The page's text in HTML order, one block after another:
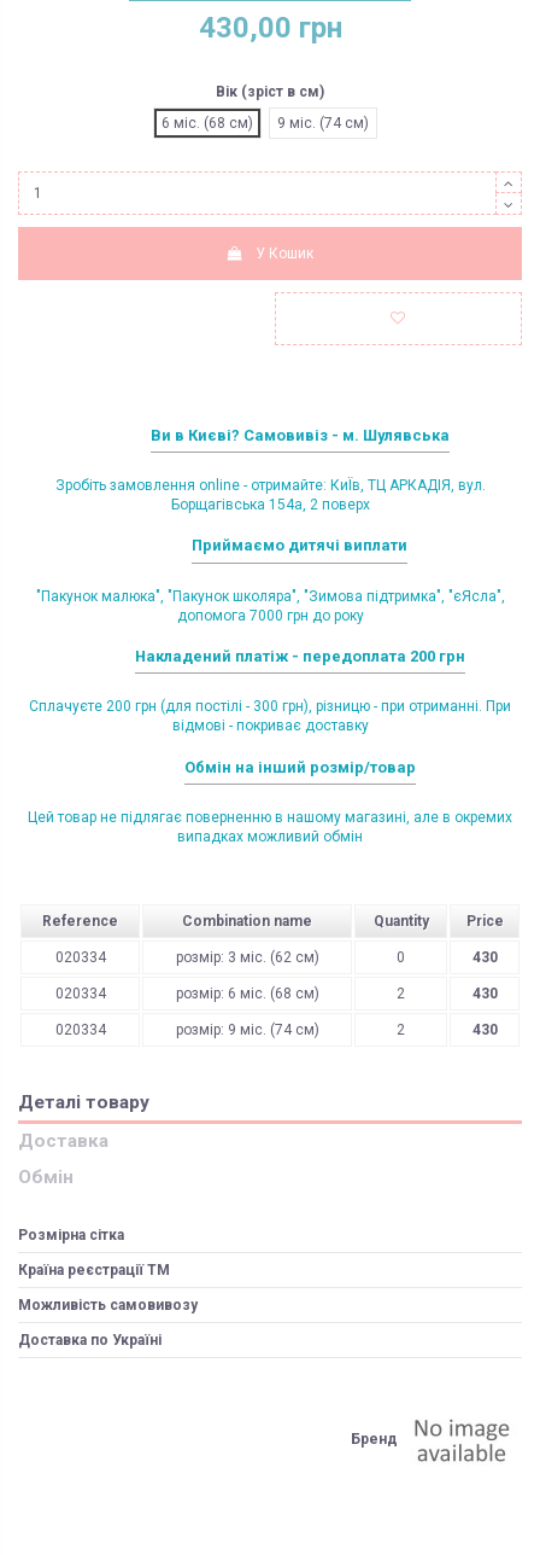
430,00 грн
Вік (зріст в см)
6 міс. (68 см)
9 міс. (74 см)
У Кошик
Ви в Києві? Самовивіз - м. Шулявська
Зробіть замовлення online - отримайте: КиЇв, ТЦ АРКАДІЯ, вул.
Борщагівська 154а, 2 поверх
Приймаємо дитячі виплати
"Пакунок малюка", "Пакунок школяра", "Зимова підтримка", "єЯсла",
допомога 7000 грн до року
Накладений платіж - передоплата 200 грн
Сплачуєте 200 грн (для постілі - 300 грн), різницю - при отриманні. При
відмові - покриває доставку
Обмін на інший розмір/товар
Цей товар не підлягає поверненню в нашому магазині, але в окремих
випадках можливий обмін
Reference Combination name Quantity Price
020334 розмір: 3 міс. (62 см) 0 430
020334 розмір: 6 міс. (68 см) 2 430
020334 розмір: 9 міс. (74 см) 2 430
Деталі товару
Доставка
Обмін
Розмірна сітка
Країна реєстрації ТМ
Можливість самовивозу
Доставка по Україні
Бренд